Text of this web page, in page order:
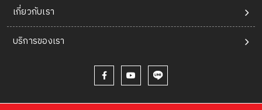
เกี่ยวกับเรา
บริการของเรา